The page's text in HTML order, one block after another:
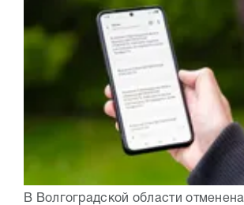
В Волгоградской области отменена